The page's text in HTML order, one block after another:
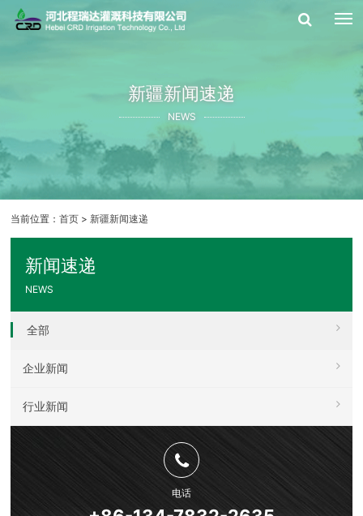
新疆新闻速递
NEWS
当前位置：首页 > 新疆新闻速递
新闻速递
NEWS
全部
企业新闻
行业新闻
电话